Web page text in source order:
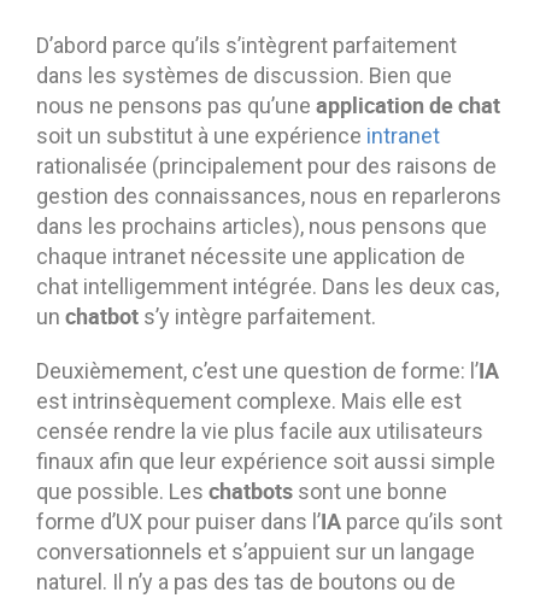
D’abord parce qu’ils s’intègrent parfaitement
dans les systèmes de discussion. Bien que
nous ne pensons pas qu’une application de chat
soit un substitut à une expérience intranet
rationalisée (principalement pour des raisons de
gestion des connaissances, nous en reparlerons
dans les prochains articles), nous pensons que
chaque intranet nécessite une application de
chat intelligemment intégrée. Dans les deux cas,
un chatbot s’y intègre parfaitement.
Deuxièmement, c’est une question de forme: l’IA
est intrinsèquement complexe. Mais elle est
censée rendre la vie plus facile aux utilisateurs
finaux afin que leur expérience soit aussi simple
que possible. Les chatbots sont une bonne
forme d’UX pour puiser dans l’IA parce qu’ils sont
conversationnels et s’appuient sur un langage
naturel. Il n’y a pas des tas de boutons ou de